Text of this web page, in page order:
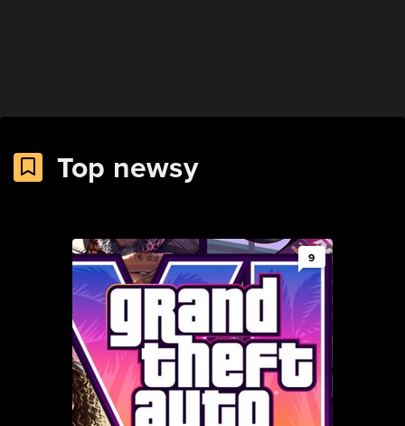
Top newsy
9